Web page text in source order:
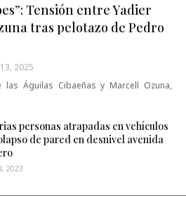
Tensión entre Yadier
tras pelotazo de Pedro
2025
las Águilas Cibaeñas y Marcell Ozuna,
personas atrapadas en vehículos
de pared en desnivel avenida
2023